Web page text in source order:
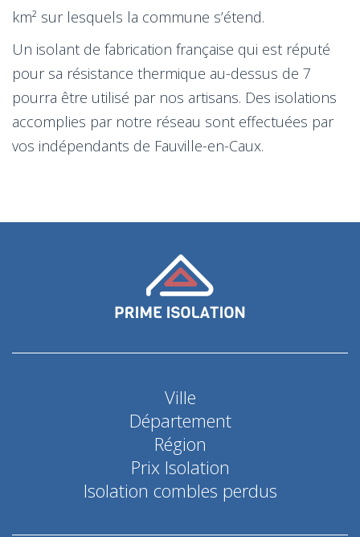
km² sur lesquels la commune s’étend.
Un isolant de fabrication française qui est réputé
pour sa résistance thermique au-dessus de 7
pourra être utilisé par nos artisans. Des isolations
accomplies par notre réseau sont effectuées par
vos indépendants de Fauville-en-Caux.
Ville
Département
Région
Prix Isolation
Isolation combles perdus